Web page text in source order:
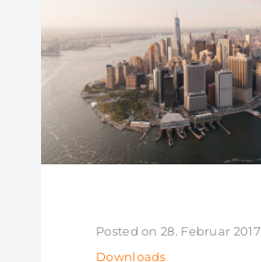
Posted on 28. Februar 2017
Downloads